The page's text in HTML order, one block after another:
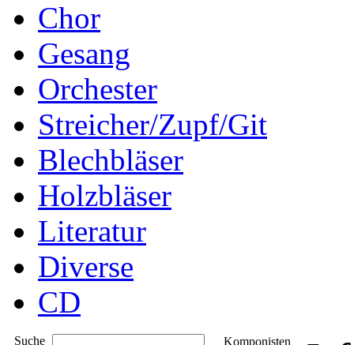
Chor
Gesang
Orchester
Streicher/Zupf/Git
Blechbläser
Holzbläser
Literatur
Diverse
CD
Suche
Komponisten